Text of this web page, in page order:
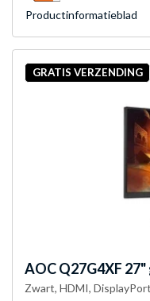
Product­informatieblad
GRATIS VERZENDING
AOCQ27G4XF
Zwart, HDMI,